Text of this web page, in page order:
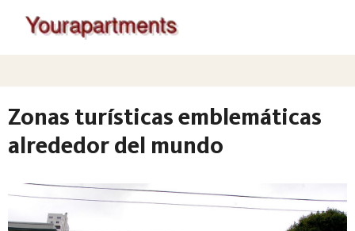
Zonas turísticas emblemáticas
alrededor del mundo